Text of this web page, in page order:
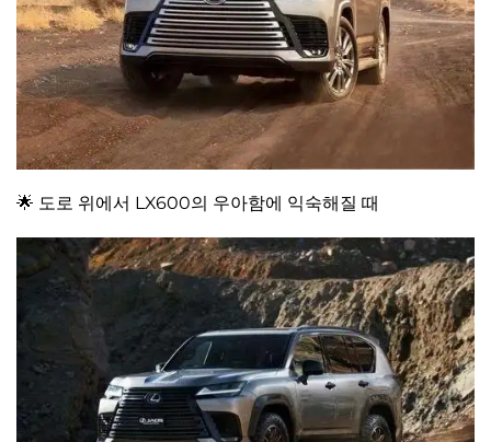
🌟 도로 위에서 LX600의 우아함에 익숙해질 때